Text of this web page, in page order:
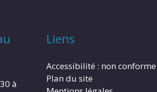
à
Liens
Accessibilité : non conforme
Plan du site